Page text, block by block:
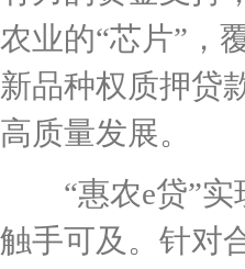
农业的“芯片”，
新品种权质押贷
高质量发展。
“惠农e贷”实
触手可及。针对